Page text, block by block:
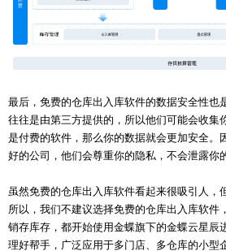
最后，免费的仓库出入库软件的数据安全性也
往往是由第三方提供的，所以他们可能会收集
是付费的软件，那么你的数据就会更加安全。
好的公司，他们会尊重你的隐私，不会泄露你
虽然免费的仓库出入库软件看起来很吸引人，
所以，我们不建议选择免费的仓库出入库软件
销存库存，都开始使用金蝶旗下的金蝶云星辰
理好帮手，广泛应用于多门店、多仓库的小型